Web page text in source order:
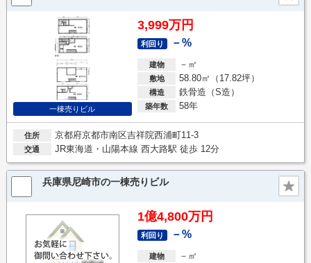
一棟売りビル
3,999万円
利回り －%
建物 －㎡
敷地 58.80㎡（17.82坪）
構造 鉄骨造（S造）
築年数 58年
住所 京都府京都市南区吉祥院西浦町11-3
交通 JR東海道・山陽本線 西大路駅 徒歩 12分
兵庫県尼崎市の一棟売りビル
1億4,800万円
利回り －%
建物 －㎡